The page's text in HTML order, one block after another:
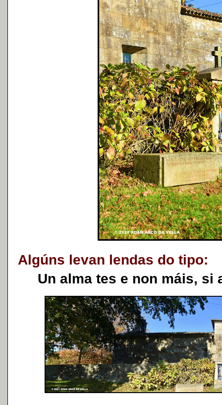
Algúns levan lendas do tipo:
Un alma tes e non máis, si